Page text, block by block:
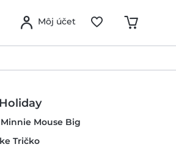
Môj účet
Mouse Big
Tričko